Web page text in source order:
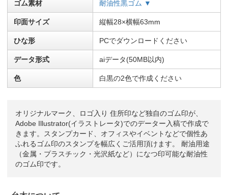
ゴム素材 耐油性黒ゴム ▼
印面サイズ 縦幅28×横幅63mm
ひな形 PCでダウンロードください
データ形式 aiデータ(50MB以内)
色 白黒の2色で作成ください
オリジナルマーク、ロゴ入り 住所印など独自のゴム印が、
Adobe Illustrator(イラストレータ)でのデーター入稿で作成で
きます。スタンプカード、オフィスやイベントなどで個性あ
ふれるゴム印のスタンプを幅広くご活用頂けます。 耐油用途
（金属・プラスチック・光沢紙など）になつ印可能な耐油性
のゴム印です。